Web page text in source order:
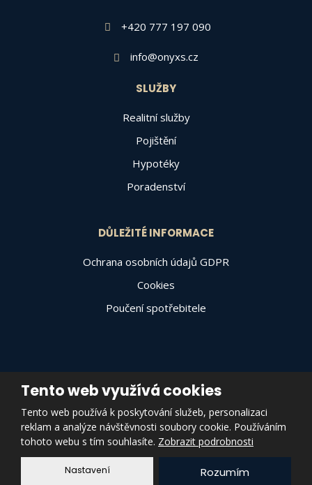
+420 777 197 090
info@onyxs.cz
SLUŽBY
Realitní služby
Pojištění
Hypotéky
Poradenství
DŮLEŽITÉ INFORMACE
Ochrana osobních údajů GDPR
Cookies
Poučení spotřebitele
Mapa stránek|Podmínky použití|Zásady pro používání souborů
cookies|Prohlášení o přístupnosti |Nastavení cookies
VYROBILA
Tento web využívá cookies
Tento web používá k poskytování služeb, personalizaci
reklam a analýze návštěvnosti soubory cookie. Používáním
tohoto webu s tím souhlasíte. Zobrazit podrobnosti
Nastavení Rozumím